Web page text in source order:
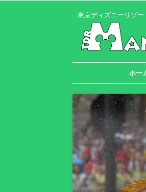
東京ディズニーリゾ
ホー